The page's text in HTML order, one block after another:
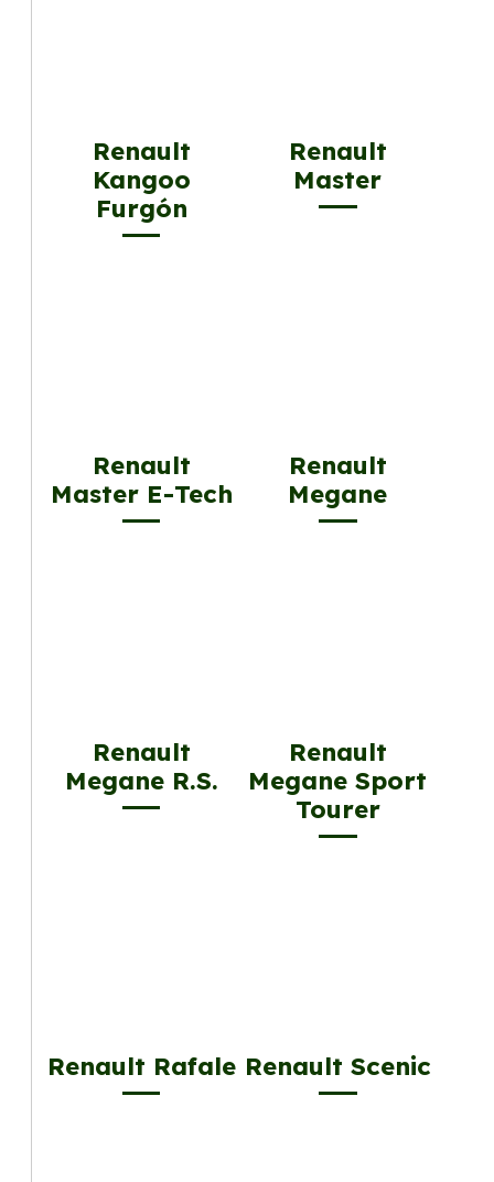
Renault
Kangoo
Furgón
Renault
Master
Renault
Master E-Tech
Renault
Megane
Renault
Megane R.S.
Renault
Megane Sport
Tourer
Renault Rafale Renault Scenic